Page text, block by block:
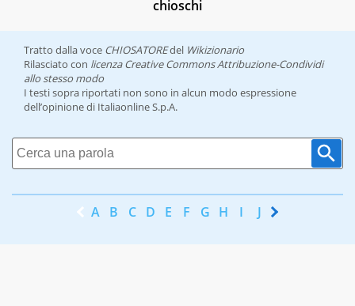
chioschi
Tratto dalla voce CHIOSATOREdel Wikizionario
Rilasciato con licenza Creative Commons Attribuzione-Condividi
allo stesso modo
I testi sopra riportati non sono in alcun modo espressione
dell’opinione di Italiaonline S.p.A.
A B C D E F G H I J K